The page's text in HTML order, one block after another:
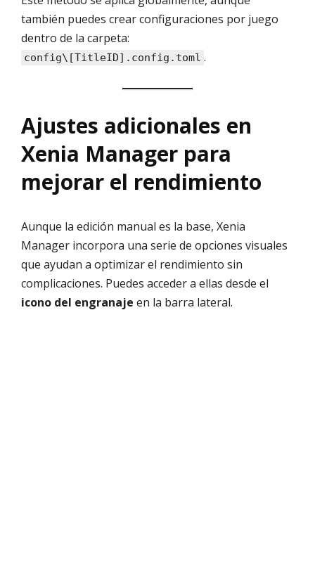
también puedes crear configuraciones por juego
dentro de la carpeta:
config\[TitleID].config.toml .
Ajustes adicionales en
Xenia Manager para
mejorar el rendimiento
Aunque la edición manual es la base, Xenia
Manager incorpora una serie de opciones visuales
que ayudan a optimizar el rendimiento sin
complicaciones. Puedes acceder a ellas desde el
icono del engranaje en la barra lateral.